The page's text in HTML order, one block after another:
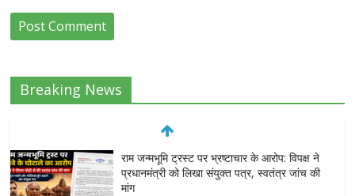
Breaking News
राम जन्मभूमि ट्रस्ट पर भ्रष्टाचार के आरोप: विपक्ष ने
प्रधानमंत्री को लिखा संयुक्त पत्र, स्वतंत्र जांच की
मांग